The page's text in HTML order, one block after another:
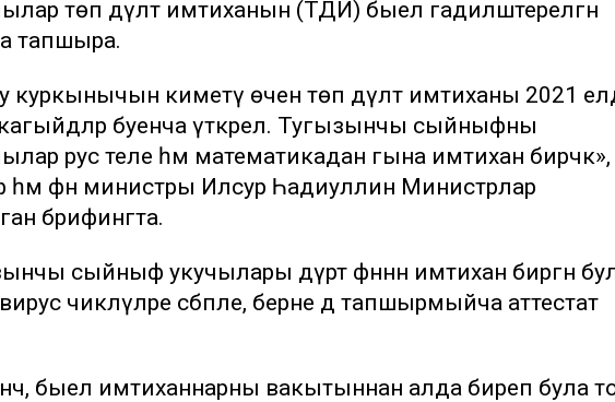
төп дәүләт имтиханын (ТДИ) быел гадиләштерелгән
тапшыра.
куркынычын киметү өчен төп дәүләт имтиханы 2021
кагыйдәләр буенча үткәрелә. Тугызынчы сыйныфны
рус теле һәм математикадан гына имтихан
һәм фән министры Илсур Һадиуллин Министрлар
брифингта.
сыйныф укучылары дүрт фәннән имтихан биргән
чикләүләре сәбәпле, берне дә тапшырмыйча аттестат
быел имтиханнарны вакытыннан алда биреп була